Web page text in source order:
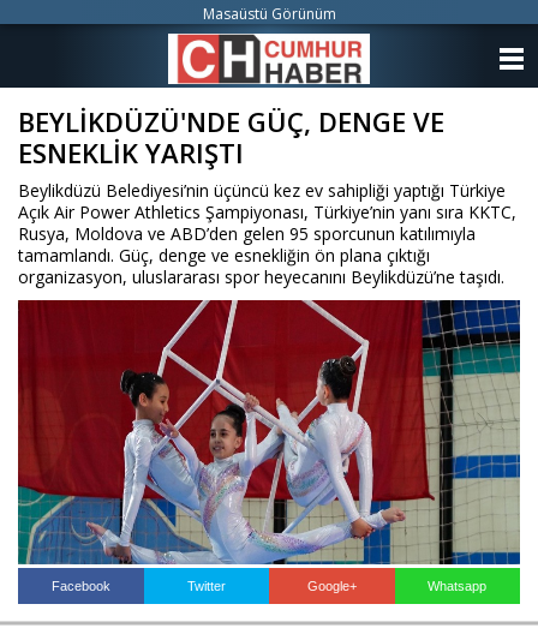
BEYLİKDÜZÜ'NDE GÜÇ, DENGE VE
ESNEKLİK YARIŞTI
Beylikdüzü Belediyesi’nin üçüncü kez ev sahipliği yaptığı Türkiye
Açık Air Power Athletics Şampiyonası, Türkiye’nin yanı sıra KKTC,
Rusya, Moldova ve ABD’den gelen 95 sporcunun katılımıyla
tamamlandı. Güç, denge ve esnekliğin ön plana çıktığı
organizasyon, uluslararası spor heyecanını Beylikdüzü’ne taşıdı.
Facebook Twitter Google+ Whatsapp
Masaüstü Görünüm
KATEGORİLER
ANKETLER
FOTO GALERİ
VİDEO GALERİ
İLETİŞİM
Haberin Doğru Adresi.